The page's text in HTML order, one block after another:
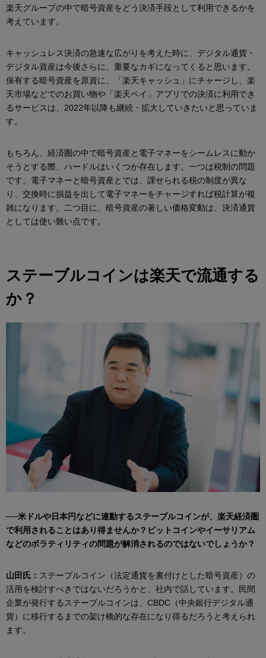
楽天グループの中で暗号資産をどう決済手段として利用できるかを
考えています。
キャッシュレス決済の急速な広がりを考えた時に、デジタル通貨・
デジタル資産は今後さらに、重要なカギになってくると思います。
保有する暗号資産を原資に、「楽天キャッシュ」にチャージし、楽
天市場などでのお買い物や「楽天ペイ」アプリでの決済に利用でき
るサービスは、2022年以降も継続・拡大していきたいと思っていま
す。
もちろん、経済圏の中で暗号資産と電子マネーをシームレスに動か
そうとする際、ハードルはいくつか存在します。一つは税制の問題
です。電子マネーと暗号資産とでは、課せられる税の制度が異な
り、交換時に損益を出して電子マネーをチャージすれば税計算が複
雑になります。二つ目に、暗号資産の著しい価格変動は、決済通貨
としては使い難い点です。
ステーブルコインは楽天で流通する
か？
──米ドルや日本円などに連動するステーブルコインが、楽天経済圏
で利用されることはあり得ませんか？ビットコインやイーサリアム
などのボラティリティの問題が解消されるのではないでしょうか？
山田氏： ステーブルコイン（法定通貨を裏付けとした暗号資産）の
活用を検討すべきではないだろうかと、社内で話しています。民間
企業が発行するステーブルコインは、CBDC（中央銀行デジタル通
貨）に移行するまでの架け橋的な存在になり得るだろうと考えられ
ます。